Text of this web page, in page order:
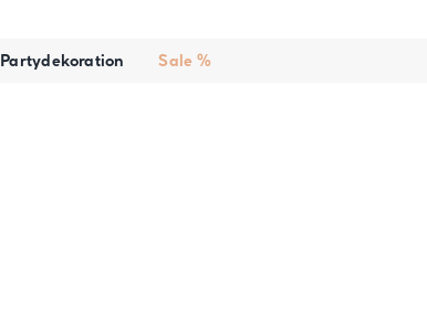
Partydekoration Sale %